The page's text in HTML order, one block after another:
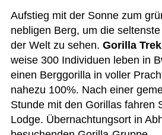
Auf­stieg mit der Sonne zum
neb­li­gen Berg, um die
der Welt zu sehen. Gorilla
weise 300 Indi­vi­duen leben in
einen Berg­go­rilla in vol­ler
nahezu 100%. Nach einer
Stunde mit den Goril­las fah­ren
Lodge. Über­nach­tungs­ort in